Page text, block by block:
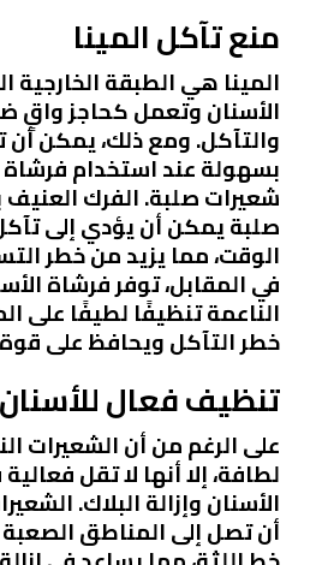
منع تآكل المينا
المينا هي الطبقة الخارجية
الأسنان وتعمل كحاجز
والتآكل. ومع ذلك، يمكن أن
بسهولة عند استخدام
شعيرات صلبة. الفرك
صلبة يمكن أن يؤدي إلى
الوقت، مما يزيد من خطر
في المقابل، توفر فرشاة
الناعمة تنظيفًا لطيفًا على
خطر التآكل ويحافظ على
تنظيف فعال للأسنان
على الرغم من أن الشعيرات
لطافة، إلا أنها لا تقل
الأسنان وإزالة البلاك.
أن تصل إلى المناطق